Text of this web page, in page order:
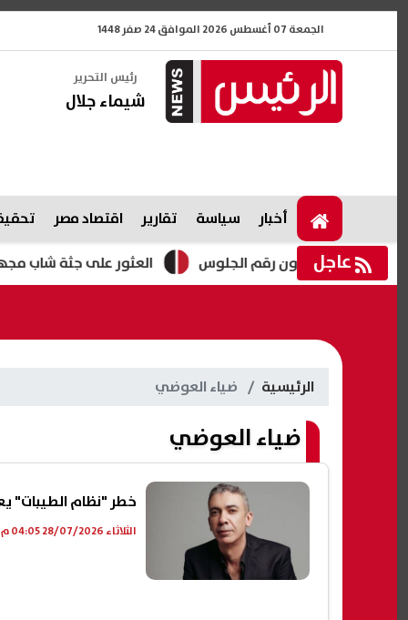
الجمعة 07 أغسطس 2026 الموافق 24 صفر 1448
رئيس التحرير
شيماء جلال
أخبار سياسة تقارير اقتصاد مصر
عاجل العثور على جثة شاب مجهول
الرئيسية ضياء العوضي
ضياء العوضي
خطر "نظام الطيبات"
الثلاثاء 28/07/2026 04:05 م